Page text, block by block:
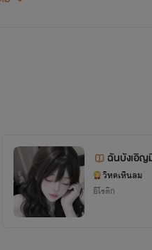
ห้ไรท์จนถึงทุกวันนี้
นการแต่งของไร
ฉันบังเอิญ
วิหคเหินลม
อีโรติก